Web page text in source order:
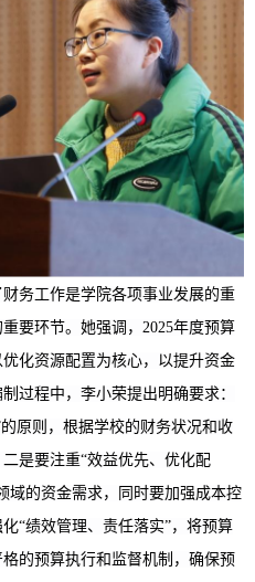
务工作是学院各项事业发展的重
要环节。她强调，2025年度预算
化资源配置为核心，以提升资金
过程中，李小荣提出明确要求：
原则，根据学校的财务状况和收
是要注重“效益优先、优化配
域的资金需求，同时要加强成本控
“绩效管理、责任落实”，将预算
的预算执行和监督机制，确保预